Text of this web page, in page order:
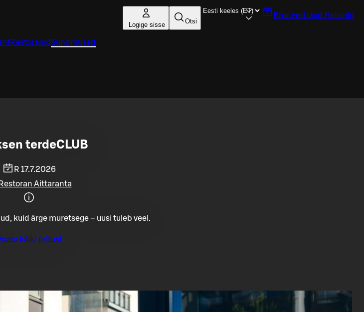
Logige sisse Otsi
Broneeri laud Helsinki
RestoranidSündmused
terdeCLUB
R 17.7.2026
Restoran Aittaranta
kuid ärge muretsege – uusi tuleb veel.
kõiki üritusi